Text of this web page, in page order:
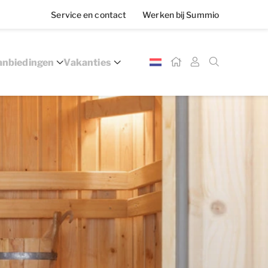
Service en contact Werken bij Summio
Vakanties